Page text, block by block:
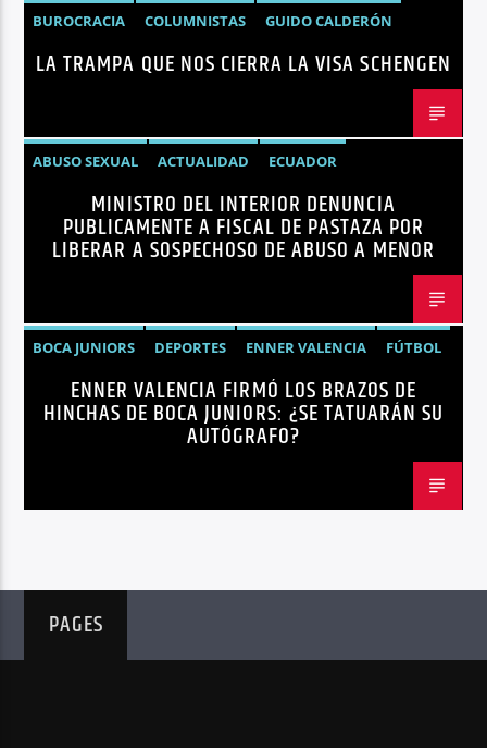
BUROCRACIA COLUMNISTAS
GUIDO CALDERÓN
LIBRE COMERCIO
NOTICIAS
NOTICIAS ECUADOR
LA TRAMPA QUE NOS CIERRA LA VISA SCHENGEN
ABUSO SEXUAL ACTUALIDAD
ECUADOR
JOHN REIMBERG
MINISTRO DEL INTERIOR
NOTICIAS
SEGURIDAD
MINISTRO DEL INTERIOR DENUNCIA
PUBLICAMENTE A FISCAL DE PASTAZA POR
LIBERAR A SOSPECHOSO DE ABUSO A MENOR
BOCA JUNIORS DEPORTES ENNER VALENCIA
FÚTBOL
NOTICIASENNER VALENCIA FIRMÓ LOS BRAZOS DE
HINCHAS DE BOCA JUNIORS: ¿SE TATUARÁN SU
AUTÓGRAFO?
PAGES